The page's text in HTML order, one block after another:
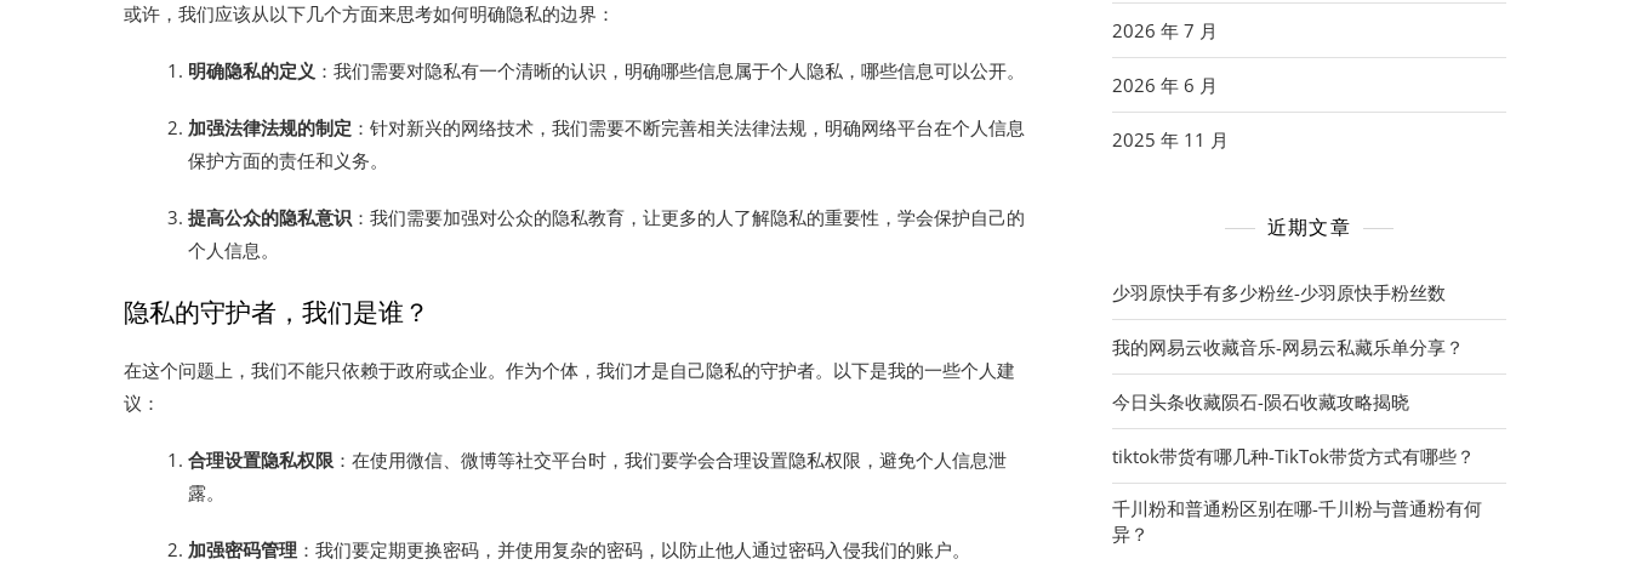
或许，我们应该从以下几个方面来思考如何明确隐私的边界：
明确隐私的定义 ：我们需要对隐私有一个清晰的认识，明确哪些信息属于个人隐私，哪些信息可以公开。
加强法律法规的制定 ：针对新兴的网络技术，我们需要不断完善相关法律法规，明确网络平台在个人信息
保护方面的责任和义务。
提高公众的隐私意识 ：我们需要加强对公众的隐私教育，让更多的人了解隐私的重要性，学会保护自己的
个人信息。
隐私的守护者，我们是谁？
在这个问题上，我们不能只依赖于政府或企业。作为个体，我们才是自己隐私的守护者。以下是我的一些个人建
议：
合理设置隐私权限 ：在使用微信、微博等社交平台时，我们要学会合理设置隐私权限，避免个人信息泄
露。
加强密码管理 ：我们要定期更换密码，并使用复杂的密码，以防止他人通过密码入侵我们的账户。
2026 年 7 月
2026 年 6 月
2025 年 11 月
近期文章
少羽原快手有多少粉丝-少羽原快手粉丝数
我的网易云收藏音乐-网易云私藏乐单分享？
今日头条收藏陨石-陨石收藏攻略揭晓
tiktok带货有哪几种-TikTok带货方式有哪些？
千川粉和普通粉区别在哪-千川粉与普通粉有何
异？